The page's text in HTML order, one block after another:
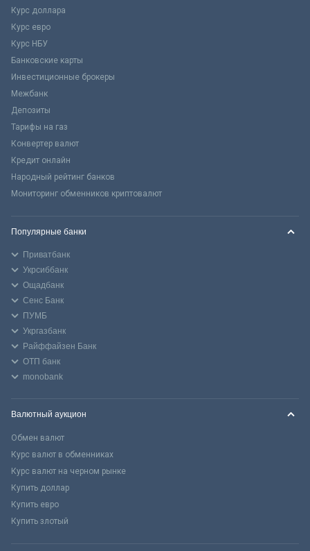
Курс доллара
Курс евро
Курс НБУ
Банковские карты
Инвестиционные брокеры
Межбанк
Депозиты
Тарифы на газ
Конвертер валют
Кредит онлайн
Народный рейтинг банков
Мониторинг обменников криптовалют
Популярные банки
Приватбанк
Укрсиббанк
Ощадбанк
Сенс Банк
ПУМБ
Укргазбанк
Райффайзен Банк
ОТП банк
monobank
Валютный аукцион
Обмен валют
Курс валют в обменниках
Курс валют на черном рынке
Купить доллар
Купить евро
Купить злотый